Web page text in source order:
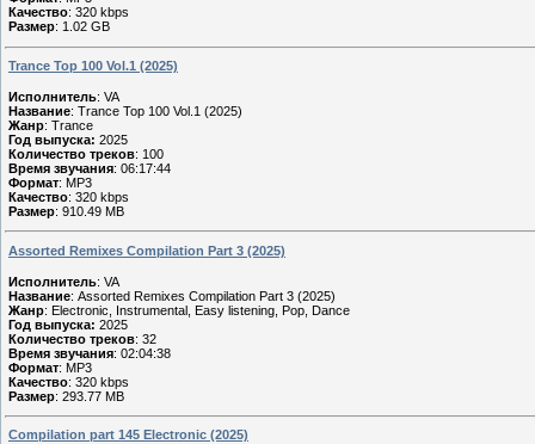
Качество: 320 kbps
Размер: 1.02 GB
Trance Top 100 Vol.1 (2025)
Исполнитель: VA
Название: Trance Top 100 Vol.1 (2025)
Жанр: Trance
Год выпуска: 2025
Количество треков: 100
Время звучания: 06:17:44
Формат: MP3
Качество: 320 kbps
Размер: 910.49 MB
Assorted Remixes Compilation Part 3 (2025)
Исполнитель: VA
Название: Assorted Remixes Compilation Part 3 (2025)
Жанр: Electronic, Instrumental, Easy listening, Pop, Dance
Год выпуска: 2025
Количество треков: 32
Время звучания: 02:04:38
Формат: MP3
Качество: 320 kbps
Размер: 293.77 MB
Compilation part 145 Electronic (2025)